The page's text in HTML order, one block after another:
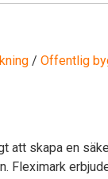
/ Offentlig
att skapa en
Fleximark